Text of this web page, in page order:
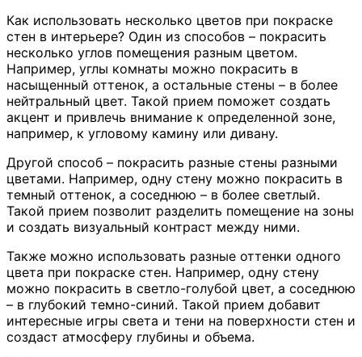
Как использовать несколько цветов при покраске
стен в интерьере? Один из способов – покрасить
несколько углов помещения разным цветом.
Например, углы комнаты можно покрасить в
насыщенный оттенок, а остальные стены – в более
нейтральный цвет. Такой прием поможет создать
акцент и привлечь внимание к определенной зоне,
например, к угловому камину или дивану.
Другой способ – покрасить разные стены разными
цветами. Например, одну стену можно покрасить в
темный оттенок, а соседнюю – в более светлый.
Такой прием позволит разделить помещение на зоны
и создать визуальный контраст между ними.
Также можно использовать разные оттенки одного
цвета при покраске стен. Например, одну стену
можно покрасить в светло-голубой цвет, а соседнюю
– в глубокий темно-синий. Такой прием добавит
интересные игры света и тени на поверхности стен и
создаст атмосферу глубины и объема.